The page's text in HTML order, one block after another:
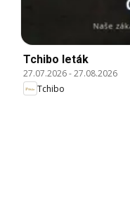
Tchibo leták
27.07.2026-27.08.2026
Tchibo